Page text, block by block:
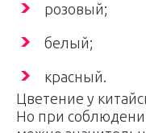
розовый;
белый;
красный.
Цветение у
Но при